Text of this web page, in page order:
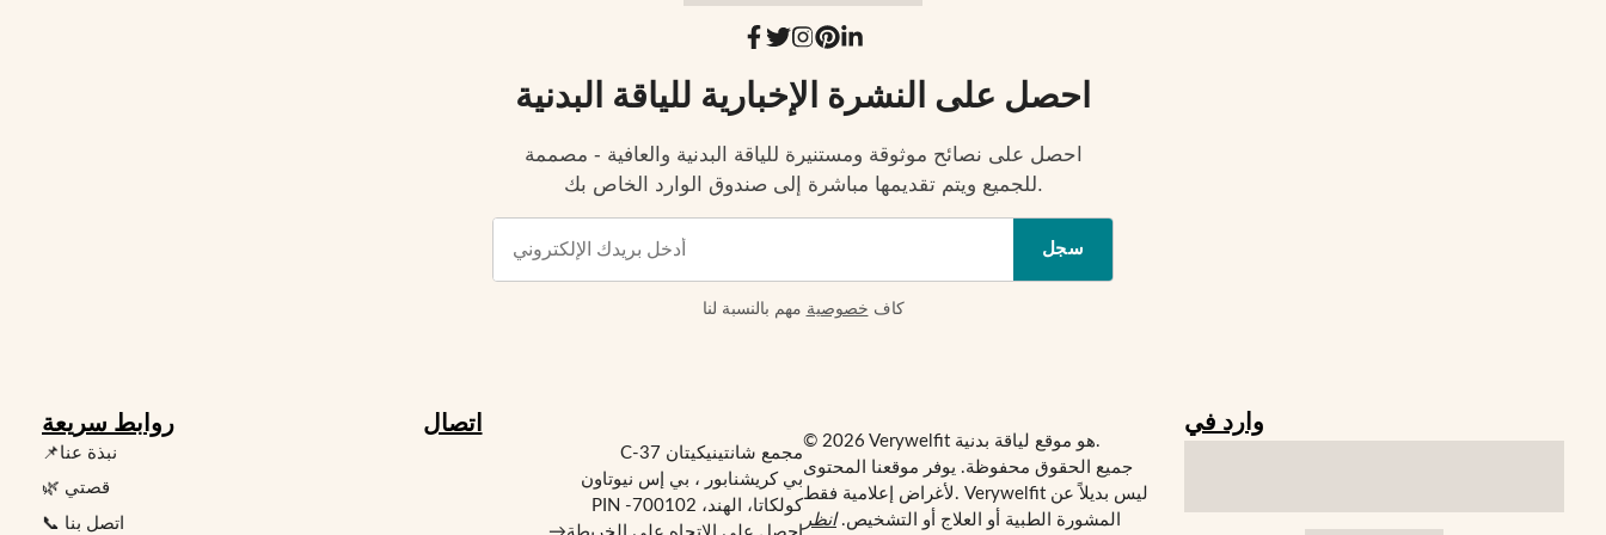
احصل على النشرة الإخبارية للياقة البدنية
احصل على نصائح موثوقة ومستنيرة للياقة البدنية والعافية - مصممة
للجميع ويتم تقديمها مباشرة إلى صندوق الوارد الخاص بك.
سجل
كاف خصوصية مهم بالنسبة لنا
روابط سريعة
📌نبذة عنا
🌿 قصتي
📞 اتصل بنا
اتصال
مجمع شانتينيكيتان C-37
بي كريشنابور ، بي إس نيوتاون
كولكاتا، الهند، PIN -700102
© 2026 Verywelfit هو موقع لياقة بدنية.
جميع الحقوق محفوظة. يوفر موقعنا المحتوى
لأغراض إعلامية فقط. Verywelfit ليس بديلاً عن
المشورة الطبية أو العلاج أو التشخيص.انظر
وارد في